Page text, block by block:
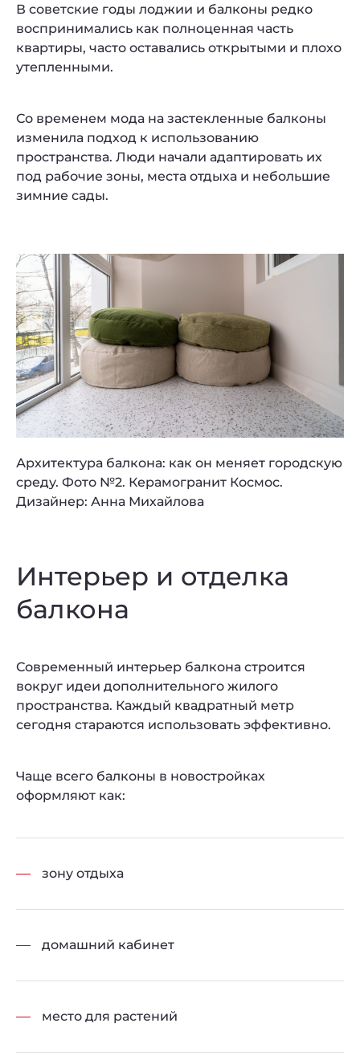
В советские годы лоджии и балконы редко
воспринимались как полноценная часть
квартиры, часто оставались открытыми и плохо
утепленными.
Со временем мода на застекленные балконы
изменила подход к использованию
пространства. Люди начали адаптировать их
под рабочие зоны, места отдыха и небольшие
зимние сады.
Архитектура балкона: как он меняет городскую
среду. Фото №2. Керамогранит Космос.
Дизайнер: Анна Михайлова
Интерьер и отделка
балкона
Современный интерьер балкона строится
вокруг идеи дополнительного жилого
пространства. Каждый квадратный метр
сегодня стараются использовать эффективно.
Чаще всего балконы в новостройках
оформляют как:
зону отдыха
домашний кабинет
место для растений